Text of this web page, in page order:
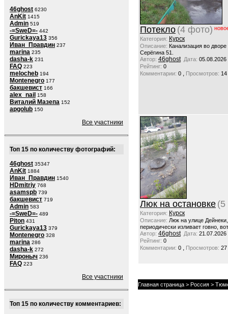
46ghost 6230
AnKit 1415
Admin 519
-=SweD=- 442
Gurickaya13 356
Иван_Правдин 237
marina 235
dasha-k 231
FAQ 223
melocheb 194
Montenegro 177
бакшевист 166
alex_nail 158
Виталий Мазепа 152
apgolub 150
Все участники
Топ 15 по количеству фотографий:
46ghost 35347
AnKit 1884
Иван_Правдин 1540
HDmitriy 768
asamspb 739
бакшевист 719
Admin 583
-=SweD=- 489
Piton 431
Gurickaya13 379
Montenegro 328
marina 286
dasha-k 272
Мироныч 236
FAQ 223
Все участники
Топ 15 по количеству комментариев:
Потекло (4 фото)
Категория: Курск
Описание: Канализация во
Серёгина 51.
Автор: 46ghost Дата: 05.08.2026
Рейтинг: 0
Комментарии: 0 , Просмотров: 14
Люк на остановке (5
Категория: Курск
Описание: Люк на улице
периодически изливает говно,
Автор: 46ghost Дата: 21.07.2026
Рейтинг: 0
Комментарии: 0 , Просмотров: 27
Главная страница > Россия >